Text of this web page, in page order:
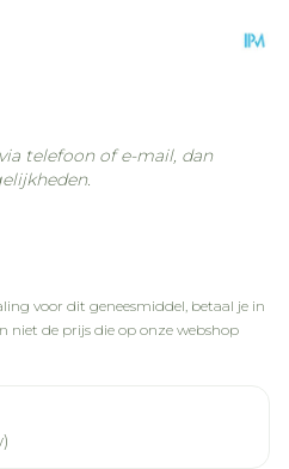
voor dit geneesmiddel, betaal je in
niet de prijs die op onze webshop
telefoon of e-mail, dan